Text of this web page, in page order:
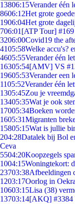
13806:15Verander één
8606:12Het grote
1906:04Het grote
706:01 [ATP Tour]
3206:00Covid19 the
4105:58Welke accu's?
4605:55Verander één
16305:54[AMV] VS
19605:53Verander een
1105:52Verander één
1305:45Zou je
13405:35Wat je ook
17005:34Boeken
1605:31Migranten
15805:15Wat is jullie
204:28Datalek bij Bol
Ceva
5504:20Koopzegels
1004:15Woningtekort:
23703:38Afbeeldingen
1203:17Oorlog in
10603:15Lisa (38)
13703:14[AKQ] #3384